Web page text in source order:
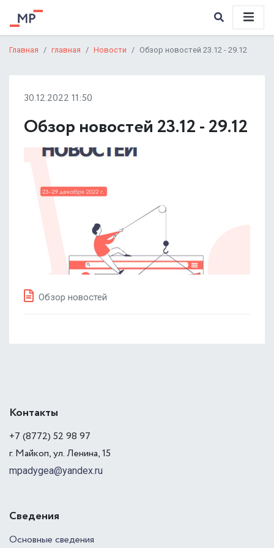
Главная главная Новости Обзор новостей 23.12 - 29.12
30.12.2022 11:50
Обзор новостей 23.12 - 29.12
Обзор новостей
Контакты
+7 (8772) 52 98 97
г. Майкоп, ул. Ленина, 15
mpadygea@yandex.ru
Сведения
Основные сведения